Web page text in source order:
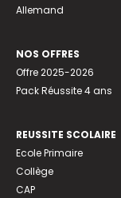
Allemand
NOS OFFRES
Offre 2025-2026
Pack Réussite 4 ans
REUSSITE SCOLAIRE
Ecole Primaire
Collège
CAP